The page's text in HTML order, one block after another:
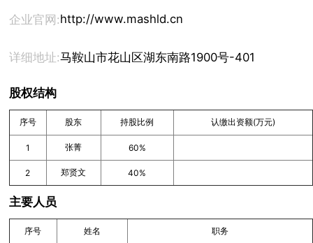
企业官网:http://www.mashld.cn
详细地址:马鞍山市花山区湖东南路1900号-401
股权结构
序号 股东 持股比例 认缴出资额(万元)
1 张菁 60%
2 郑贤文 40%
主要人员
序号 姓名 职务